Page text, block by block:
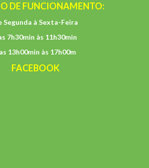
DE FUNCIONAMENTO:
Segunda à Sexta-Feira
7h30min às 11h30min
13h00min às 17h00m
FACEBOOK